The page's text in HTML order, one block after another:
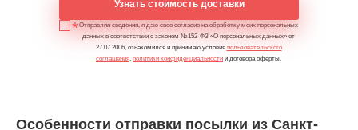
Узнать стоимость доставки
Отправляя сведения, я даю свое согласие на обработку моих персональных
данных в соответствии с законом №152-ФЗ «О персональных данных» от
27.07.2006, ознакомился и принимаю условия пользовательского
соглашения, политики конфиденциальности и договора оферты.
Особенности отправки посылки из Санкт-